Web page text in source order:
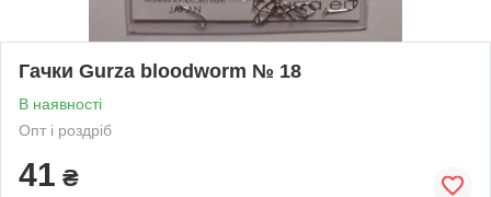
Гачки Gurza bloodworm № 18
В наявності
Опт і роздріб
41 ₴